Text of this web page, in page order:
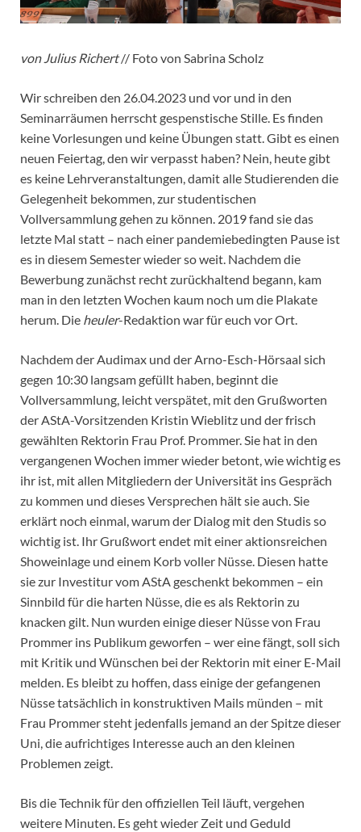
von Julius Richert// Foto von Sabrina Scholz
Wir schreiben den 26.04.2023 und vor und in den
Seminarräumen herrscht gespenstische Stille. Es finden
keine Vorlesungen und keine Übungen statt. Gibt es einen
neuen Feiertag, den wir verpasst haben? Nein, heute gibt
es keine Lehrveranstaltungen, damit alle Studierenden die
Gelegenheit bekommen, zur studentischen
Vollversammlung gehen zu können. 2019 fand sie das
letzte Mal statt – nach einer pandemiebedingten Pause ist
es in diesem Semester wieder so weit. Nachdem die
Bewerbung zunächst recht zurückhaltend begann, kam
man in den letzten Wochen kaum noch um die Plakate
herum. Die heuler-Redaktion war für euch vor Ort.
Nachdem der Audimax und der Arno-Esch-Hörsaal sich
gegen 10:30 langsam gefüllt haben, beginnt die
Vollversammlung, leicht verspätet, mit den Grußworten
der AStA-Vorsitzenden Kristin Wieblitz und der frisch
gewählten Rektorin Frau Prof. Prommer. Sie hat in den
vergangenen Wochen immer wieder betont, wie wichtig es
ihr ist, mit allen Mitgliedern der Universität ins Gespräch
zu kommen und dieses Versprechen hält sie auch. Sie
erklärt noch einmal, warum der Dialog mit den Studis so
wichtig ist. Ihr Grußwort endet mit einer aktionsreichen
Showeinlage und einem Korb voller Nüsse. Diesen hatte
sie zur Investitur vom AStA geschenkt bekommen – ein
Sinnbild für die harten Nüsse, die es als Rektorin zu
knacken gilt. Nun wurden einige dieser Nüsse von Frau
Prommer ins Publikum geworfen – wer eine fängt, soll sich
mit Kritik und Wünschen bei der Rektorin mit einer E-Mail
melden. Es bleibt zu hoffen, dass einige der gefangenen
Nüsse tatsächlich in konstruktiven Mails münden – mit
Frau Prommer steht jedenfalls jemand an der Spitze dieser
Uni, die aufrichtiges Interesse auch an den kleinen
Problemen zeigt.
Bis die Technik für den offiziellen Teil läuft, vergehen
weitere Minuten. Es geht wieder Zeit und Geduld